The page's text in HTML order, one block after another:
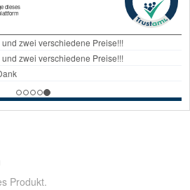
Produkt.